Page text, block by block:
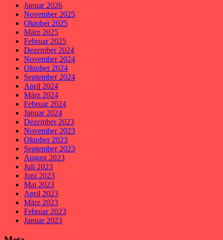
Januar 2026
November 2025
Oktober 2025
März 2025
Februar 2025
Dezember 2024
November 2024
Oktober 2024
September 2024
April 2024
März 2024
Februar 2024
Januar 2024
Dezember 2023
November 2023
Oktober 2023
September 2023
August 2023
Juli 2023
Juni 2023
Mai 2023
April 2023
März 2023
Februar 2023
Januar 2023